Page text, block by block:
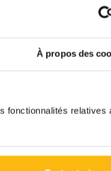
À propos des
fonctionnalités relatives
minstens een